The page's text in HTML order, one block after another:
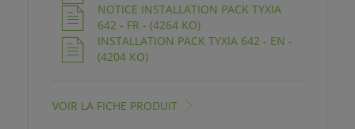
NOTICE INSTALLATION PACK TYXIA
642 - FR - (4264 KO)
INSTALLATION PACK TYXIA 642 - EN -
(4204 KO)
VOIR LA FICHE PRODUIT